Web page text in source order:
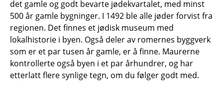
det gamle og godt bevarte jødekvartalet, med minst
500 år gamle bygninger. I 1492 ble alle jøder forvist fra
regionen. Det finnes et jødisk museum med
lokalhistorie i byen. Også deler av romernes byggverk
som er et par tusen år gamle, er å finne. Maurerne
kontrollerte også byen i et par århundrer, og har
etterlatt flere synlige tegn, om du følger godt med.